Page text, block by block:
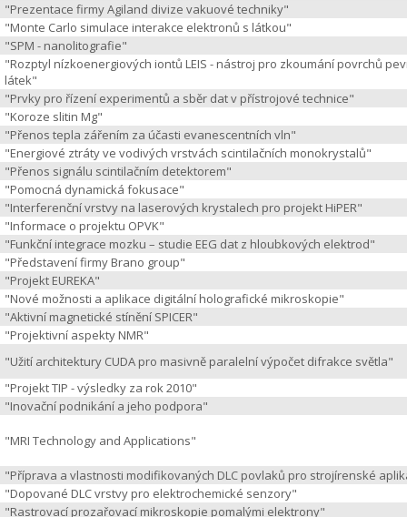
"Prezentace firmy Agiland divize vakuové techniky"
"Monte Carlo simulace interakce elektronů s látkou"
"SPM - nanolitografie"
"Rozptyl nízkoenergiových iontů LEIS - nástroj pro zkoumání povrchů
látek"
"Prvky pro řízení experimentů a sběr dat v přístrojové technice"
"Koroze slitin Mg"
"Přenos tepla zářením za účasti evanescentních vln"
"Energiové ztráty ve vodivých vrstvách scintilačních monokrystalů"
"Přenos signálu scintilačním detektorem"
"Pomocná dynamická fokusace"
"Interferenční vrstvy na laserových krystalech pro projekt HiPER"
"Informace o projektu OPVK"
"Funkční integrace mozku – studie EEG dat z hloubkových elektrod"
"Představení firmy Brano group"
"Projekt EUREKA"
"Nové možnosti a aplikace digitální holografické mikroskopie"
"Aktivní magnetické stínění SPICER"
"Projektivní aspekty NMR"
"Užití architektury CUDA pro masivně paralelní výpočet difrakce světla"
"Projekt TIP - výsledky za rok 2010"
"Inovační podnikání a jeho podpora"
"MRI Technology and Applications"
"Příprava a vlastnosti modifikovaných DLC povlaků pro strojírenské
"Dopované DLC vrstvy pro elektrochemické senzory"
"Rastrovací prozařovací mikroskopie pomalými elektrony"